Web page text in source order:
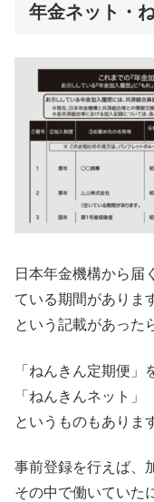
年金ネット・
日本年金機構から届
ている期間がありま
という記載があった
「ねんきん定期便
「ねんきんネット」
というものもありま
事前登録を行えば、
その中で働いていた